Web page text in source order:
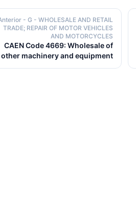
- G - WHOLESALE AND RETAIL
TRADE; REPAIR OF MOTOR VEHICLES
AND MOTORCYCLES
CAEN Code 4669: Wholesale of
other machinery and equipment